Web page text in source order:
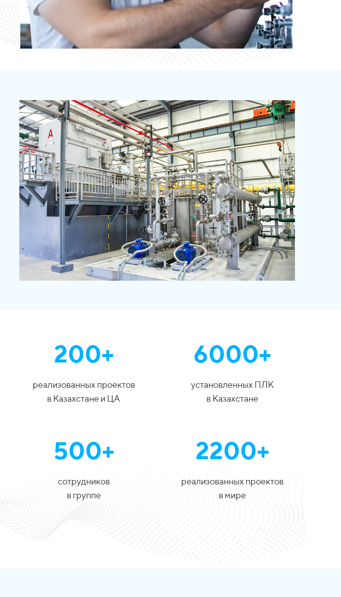
200+
реализованных проектов
в Казахстане и ЦА
6000+
установленных ПЛК
в Казахстане
500+
сотрудников
в группе
2200+
реализованных проектов
в мире